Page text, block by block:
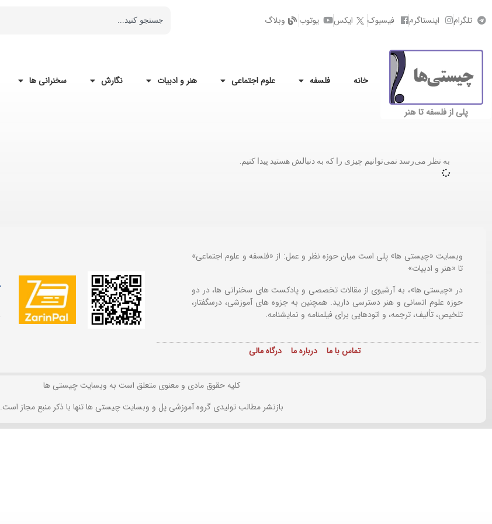
تلگرام اینستاگرم فیسبوک ایکس یوتوب وبلاگ
پلی از فلسفه تا هنر
خانه فلسفه علوم اجتماعی هنر و ادبیات نگارش سخنرانی ها
به نظر می‌رسد نمی‌توانیم چیزی را که به دنبالش هستید پیدا کنیم.
وبسایت «چیستی ها» پلی است میان حوزه نظر و عمل: از «فلسفه و علوم اجتماعی»
تا «هنر و ادبیات»
در «چیستی ها»، به آرشیوی از مقالات تخصصی و پادکست های سخنرانی ها، در دو
حوزه علوم انسانی و هنر دسترسی دارید. همچنین به جزوه های آموزشی، درسگفتار،
تلخیص، تألیف، ترجمه، و اتودهایی برای فیلمنامه و نمایشنامه.
تماس با ما درباره ما درگاه مالی
کلیه حقوق مادی و معنوی متعلق است به وبسایت چیستی ها
بازنشر مطالب تولیدی گروه آموزشی پل و وبسایت چیستی ها تنها با ذکر منبع مجاز است.